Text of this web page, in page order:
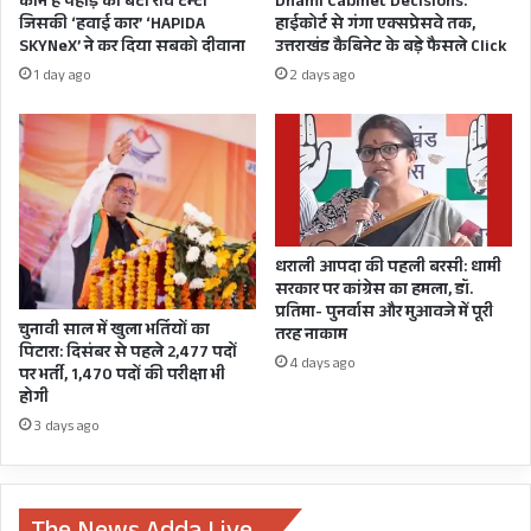
हमारा 19 सदस्यीय दल सीएम आवास पर प्रस्तुति देकर
गौरवान्वित है। लोहाघाट के शिवनिधि स्वयं सहायता समूह
गीतों पर बेहतरीन प्रस्तुति दी। इस ग्रुप की प्रमुख अलका
का कहना है- उन्होंने पहली बार सीएम आवास में प्रस्तुति
दी। यह अवसर पूरे ग्रुप के लिए महत्वपूर्ण है।
र
टी
आ
में
खु
ला
सा
चं
द
अ
वा
ल
का
इ
स्ती
फ़ा
,
ज्य
पा
ल
ने
कि
मं
जू
र
जिसकी ‘हवाई कार’ ‘HAPIDA
SKYNeX’ ने कर दिया सबको दीवाना
1 day ago
हाईकोर्ट से गंगा एक्सप्रेसवे तक,
उत्तराखंड कैबिनेट के बड़े फैसले Click
2 days ago
चुनावी साल में खुला भर्तियों का
पिटारा: दिसंबर से पहले 2,477 पदों
पर भर्ती, 1,470 पदों की परीक्षा भी
होगी
3 days ago
धराली आपदा की पहली बरसी: धामी
सरकार पर कांग्रेस का हमला, डॉ.
प्रतिमा- पुनर्वास और मुआवजे में पूरी
तरह नाकाम
4 days ago